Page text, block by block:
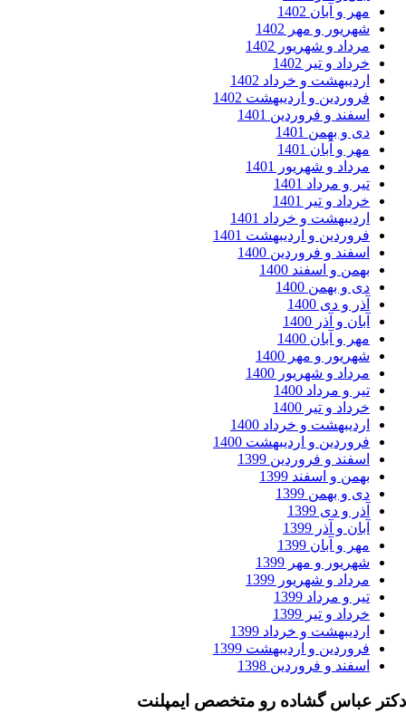
و آبان 1402
و مهر 1402
و شهریور 1402
و تیر 1402
و خرداد 1402
و اردیبهشت 1402
و فروردین 1401
و بهمن 1401
و آبان 1401
و شهریور 1401
و مرداد 1401
و تیر 1401
و خرداد 1401
و اردیبهشت 1401
و فروردین 1400
و اسفند 1400
و بهمن 1400
و دی 1400
و آذر 1400
و آبان 1400
و مهر 1400
و شهریور 1400
و مرداد 1400
و تیر 1400
و خرداد 1400
و اردیبهشت 1400
و فروردین 1399
و اسفند 1399
و بهمن 1399
و دی 1399
و آذر 1399
و آبان 1399
و مهر 1399
و شهریور 1399
و مرداد 1399
و تیر 1399
و خرداد 1399
و اردیبهشت 1399
و فروردین 1398
گشاده رو متخصص ایمپلنت